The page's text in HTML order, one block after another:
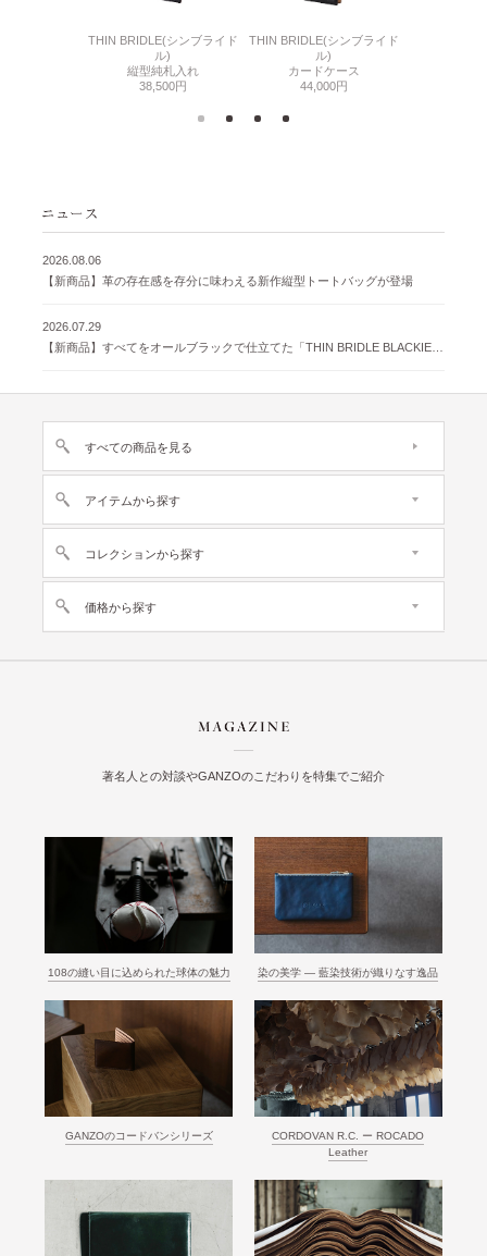
THIN BRIDLE(シンブライド
ル)
縦型純札入れ
38,500円
THIN BRIDLE(シンブライド
ル)
カードケース
44,000円
2026.08.06
【新商品】革の存在感を存分に味わえる新作縦型トートバッグが登場
2026.07.29
すべての商品を見る
アイテムから探す
コレクションから探す
価格から探す
著名人との対談やGANZOのこだわりを特集でご紹介
108の縫い目に込められた球体の魅力 染の美学 ― 藍染技術が織りなす逸品
GANZOのコードバンシリーズ
CORDOVAN R.C. ー ROCADO
Leather